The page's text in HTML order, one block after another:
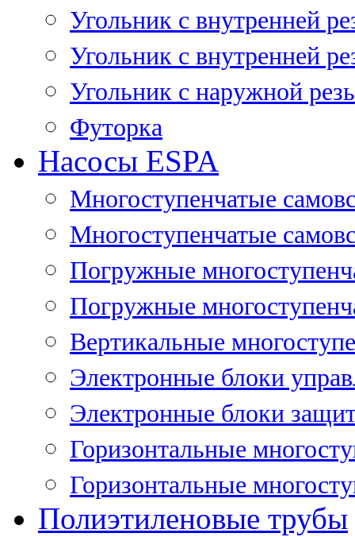
Угольник c внутренней
Угольник с внутренней
Угольник с наружной
Футорка
Насосы ESPA
Многоступенчатые
Многоступенчатые
Погружные
Погружные
Вертикальные
Электронные блоки
Электронные блоки
Горизонтальные
Горизонтальные
Полиэтиленовые трубы